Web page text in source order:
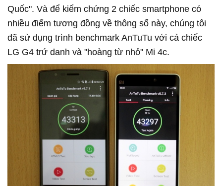
Quốc". Và để kiểm chứng 2 chiếc smartphone có
nhiều điểm tương đồng về thông số này, chúng tôi
đã sử dụng trình benchmark AnTuTu với cả chiếc
LG G4 trứ danh và "hoàng từ nhỏ" Mi 4c.